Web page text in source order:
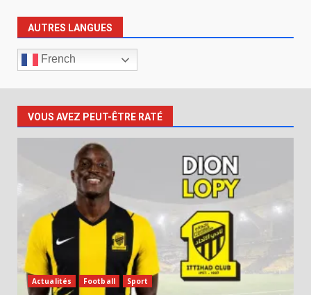
AUTRES LANGUES
French
VOUS AVEZ PEUT-ÊTRE RATÉ
Actualités Football Sport